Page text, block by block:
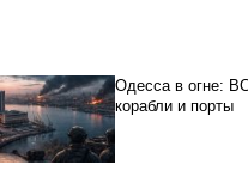
Одесса в огне:
корабли и порты